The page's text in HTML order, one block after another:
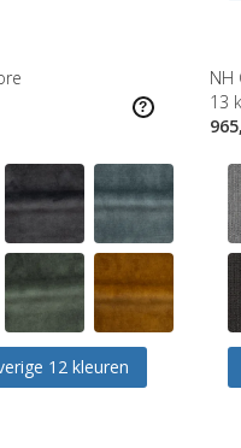
12 kleuren
NH
13